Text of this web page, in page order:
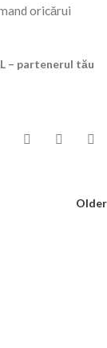
oricărui
– partenerul tău
Older